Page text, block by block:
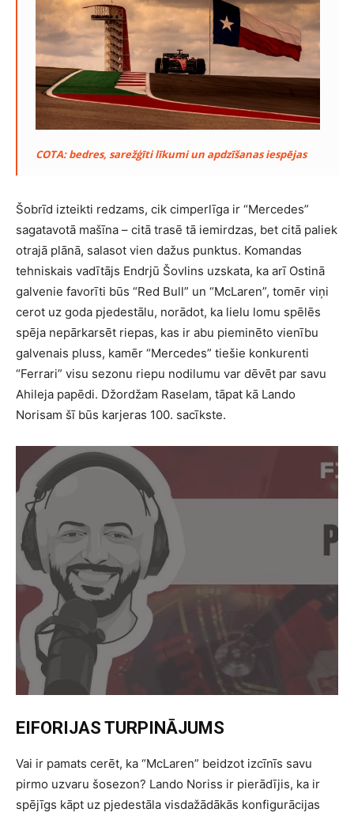
COTA: bedres, sarežģīti līkumi un apdzīšanas iespējas
Šobrīd izteikti redzams, cik cimperlīga ir “Mercedes”
sagatavotā mašīna – citā trasē tā iemirdzas, bet citā paliek
otrajā plānā, salasot vien dažus punktus. Komandas
tehniskais vadītājs Endrjū Šovlins uzskata, ka arī Ostinā
galvenie favorīti būs “Red Bull” un “McLaren”, tomēr viņi
cerot uz goda pjedestālu, norādot, ka lielu lomu spēlēs
spēja nepārkarsēt riepas, kas ir abu pieminēto vienību
galvenais pluss, kamēr “Mercedes” tiešie konkurenti
“Ferrari” visu sezonu riepu nodilumu var dēvēt par savu
Ahileja papēdi. Džordžam Raselam, tāpat kā Lando
Norisam šī būs karjeras 100. sacīkste.
EIFORIJAS TURPINĀJUMS
Vai ir pamats cerēt, ka “McLaren” beidzot izcīnīs savu
pirmo uzvaru šosezon? Lando Noriss ir pierādījis, ka ir
spējīgs kāpt uz pjedestāla visdažādākās konfigurācijas